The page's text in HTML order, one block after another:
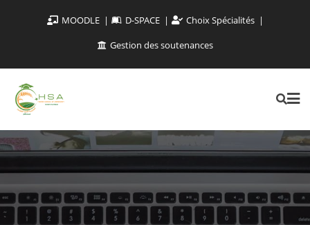
MOODLE D-SPACE
Choix Spécialités
Gestion des soutenances